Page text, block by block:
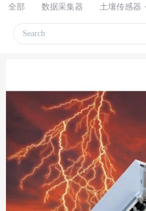
全部 数据采集器 土壤传感器